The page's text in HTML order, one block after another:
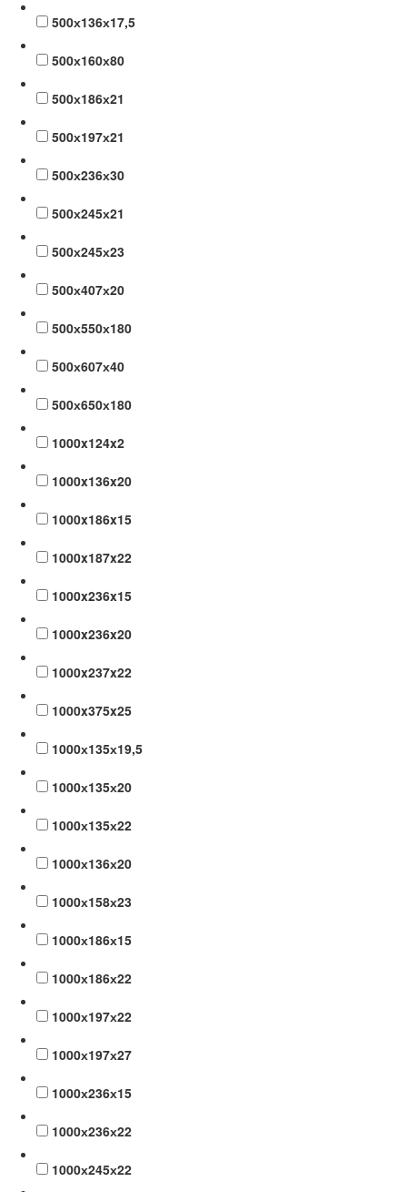
500х136х17,5
500х160х80
500х186х21
500х197х21
500х236х30
500х245х21
500х245х23
500х407х20
500х550х180
500х607х40
500х650х180
1000x124x2
1000x136x20
1000x186x15
1000x187x22
1000x236x15
1000x236x20
1000x237x22
1000x375x25
1000х135х19,5
1000х135х20
1000х135х22
1000х136х20
1000х158х23
1000х186х15
1000х186х22
1000х197х22
1000х197х27
1000х236х15
1000х236х22
1000х245х22